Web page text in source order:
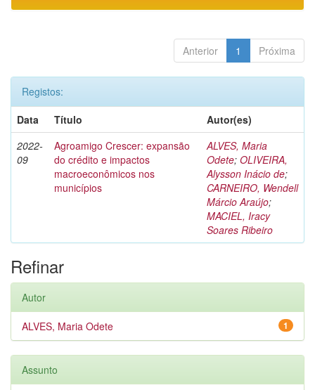
Anterior 1 Próxima
Registos:
Data
Título
Autor(es)
2022-
09
Agroamigo Crescer: expansão
do crédito e impactos
macroeconômicos nos
municípios
ALVES, Maria
Odete; OLIVEIRA,
Alysson Inácio de;
CARNEIRO, Wendell
Márcio Araújo;
MACIEL, Iracy
Soares Ribeiro
Refinar
Autor
1
ALVES, Maria Odete
Assunto